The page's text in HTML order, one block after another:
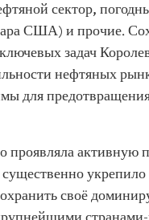
сектор,
США) и прочие.
задач
нефтяных
для
проявляла активную
своё